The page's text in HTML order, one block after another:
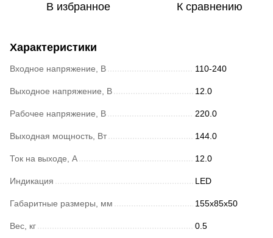
В избранное К сравнению
Характеристики
Входное напряжение, В 110-240
Выходное напряжение, В 12.0
Рабочее напряжение, В 220.0
Выходная мощность, Вт 144.0
Ток на выходе, А 12.0
Индикация LED
Габаритные размеры, мм 155x85x50
Вес, кг 0.5